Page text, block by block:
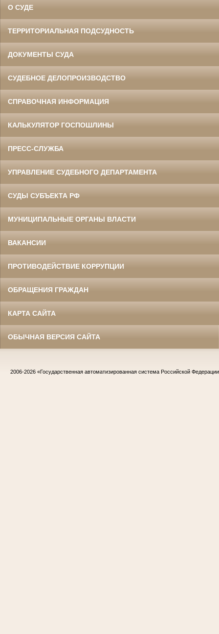
О СУДЕ
ТЕРРИТОРИАЛЬНАЯ ПОДСУДНОСТЬ
ДОКУМЕНТЫ СУДА
СУДЕБНОЕ ДЕЛОПРОИЗВОДСТВО
СПРАВОЧНАЯ ИНФОРМАЦИЯ
КАЛЬКУЛЯТОР ГОСПОШЛИНЫ
ПРЕСС-СЛУЖБА
УПРАВЛЕНИЕ СУДЕБНОГО ДЕПАРТАМЕНТА
СУДЫ СУБЪЕКТА РФ
МУНИЦИПАЛЬНЫЕ ОРГАНЫ ВЛАСТИ
ВАКАНСИИ
ПРОТИВОДЕЙСТВИЕ КОРРУПЦИИ
ОБРАЩЕНИЯ ГРАЖДАН
КАРТА САЙТА
ОБЫЧНАЯ ВЕРСИЯ САЙТА
2006-2026 «Государственная автоматизированная система Российской